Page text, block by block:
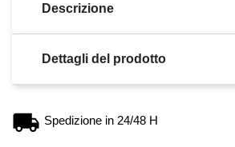
Descrizione
Dettagli del prodotto
Spedizione in 24/48 H